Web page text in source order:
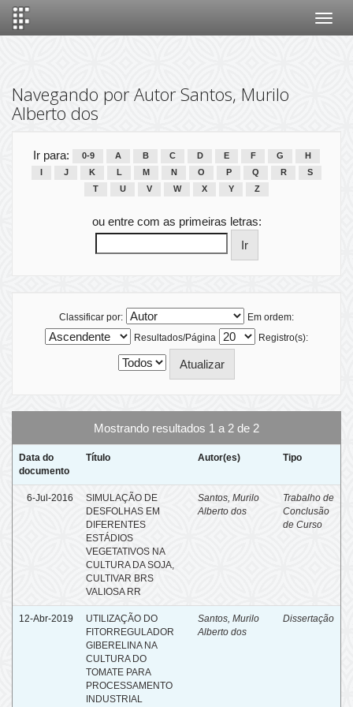
Navegando por Autor Santos, Murilo
Alberto dos
Ir para: 0-9 A B C D E F G
H
J K L M N O P Q R
S
T
U V W X Y Z
ou entre com as primeiras letras:
Classificar por:
Em ordem:
Resultados/Página
Registro(s):
Mostrando resultados 1 a 2 de 2
Data do
documento
Título Autor(es) Tipo
6-Jul-2016
SIMULAÇÃO DE
DESFOLHAS EM
DIFERENTES
ESTÁDIOS
VEGETATIVOS NA
CULTURA DA SOJA,
CULTIVAR BRS
VALIOSA RR
Santos, Murilo
Alberto dos
Trabalho de
Conclusão
de Curso
12-Abr-2019
UTILIZAÇÃO DO
FITORREGULADOR
GIBERELINA NA
CULTURA DO
TOMATE PARA
PROCESSAMENTO
INDUSTRIAL
Santos, Murilo
Alberto dos
Dissertação